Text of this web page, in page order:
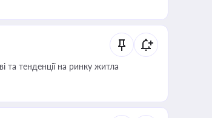
та тенденції на ринку житла